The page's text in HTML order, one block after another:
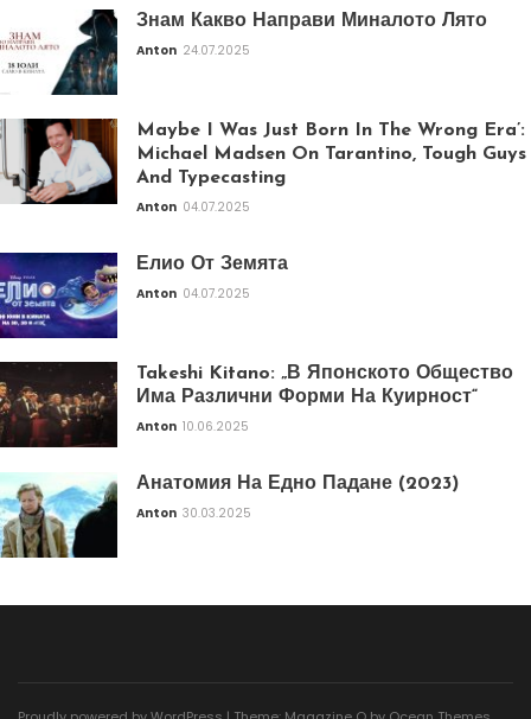
Знам Какво Направи Миналото Лято
Anton 24.07.2025
Maybe I Was Just Born In The Wrong Era’:
Michael Madsen On Tarantino, Tough Guys
And Typecasting
Anton 04.07.2025
Елио От Земята
Anton 04.07.2025
Takeshi Kitano: „В Японското Общество
Има Различни Форми На Куирност“
Anton 10.06.2025
Анатомия На Едно Падане (2023)
Anton 30.03.2025